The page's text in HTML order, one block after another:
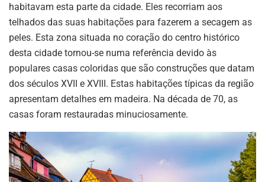
habitavam esta parte da cidade. Eles recorriam aos
telhados das suas habitações para fazerem a secagem as
peles. Esta zona situada no coração do centro histórico
desta cidade tornou-se numa referência devido às
populares casas coloridas que são construções que datam
dos séculos XVII e XVIII. Estas habitações típicas da região
apresentam detalhes em madeira. Na década de 70, as
casas foram restauradas minuciosamente.